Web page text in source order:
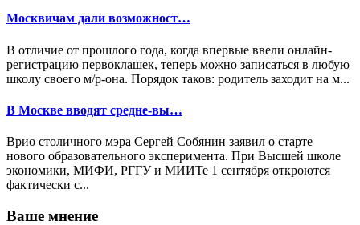
Москвичам дали возможност…
В отличие от прошлого года, когда впервые ввели онлайн-
регистрацию первоклашек, теперь можно записаться в любую
школу своего м/р-она. Порядок таков: родитель заходит на м...
В Москве вводят средне-вы…
Врио столичного мэра Сергей Собянин заявил о старте
нового образовательного эксперимента. При Высшей школе
экономики, МИФИ, РГГУ и МИИТе 1 сентября откроются
фактически с...
Ваше мнение